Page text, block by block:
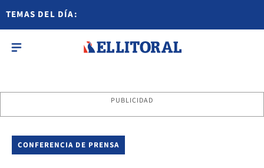
TEMAS DEL DÍA:
PUBLICIDAD
CONFERENCIA DE PRENSA